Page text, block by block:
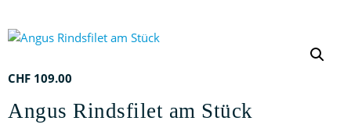
CHF 109.00
Angus Rindsfilet am Stück